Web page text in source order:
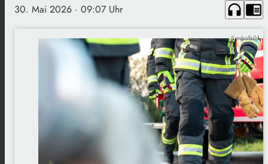
30. Mai 2026 · 09:07 Uhr headphones chrome_reader_mode
Symbolbild